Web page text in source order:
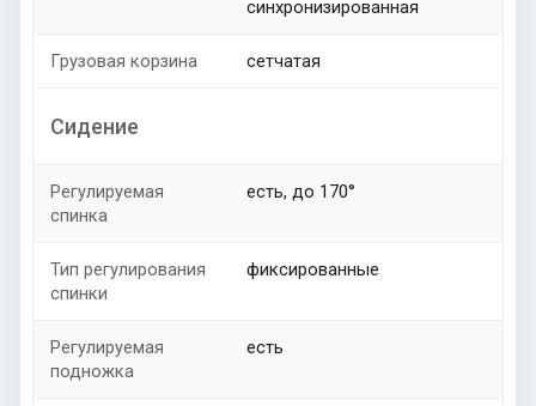
синхронизированная
Грузовая корзина сетчатая
Сидение
Регулируемая
спинка
есть, до 170°
Тип регулирования
спинки
фиксированные
Регулируемая
подножка
есть